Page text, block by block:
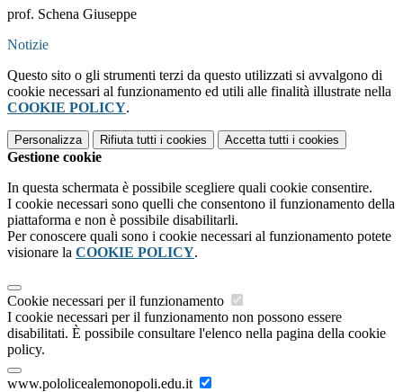
prof. Schena Giuseppe
Notizie
Questo sito o gli strumenti terzi da questo utilizzati si avvalgono di
cookie necessari al funzionamento ed utili alle finalità illustrate nella
COOKIE POLICY.
Personalizza Rifiuta tutti i cookies Accetta tutti i cookies
Gestione cookie
In questa schermata è possibile scegliere quali cookie consentire.
I cookie necessari sono quelli che consentono il funzionamento della
piattaforma e non è possibile disabilitarli.
Per conoscere quali sono i cookie necessari al funzionamento potete
visionare la COOKIE POLICY.
Cookie necessari per il funzionamento
I cookie necessari per il funzionamento non possono essere
disabilitati. È possibile consultare l'elenco nella pagina della cookie
policy.
www.pololicealemonopoli.edu.it